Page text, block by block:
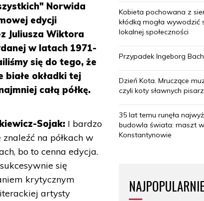
Norwida
edycji
Juliusza Wiktora
w latach 1971-
się do tego, że
białe okładki tej
całą półkę.
Sojak: I bardzo
na półkach w
bo to cenna edycja.
się
krytycznym
artysty
Kobieta pochowana z
kłódką mogła wywodzić
lokalnej społeczności
Przypadek Ingeborg
Dzień Kota. Mruczące
czyli koty sławnych
35 lat temu runęła
budowla świata: maszt w
Konstantynowie